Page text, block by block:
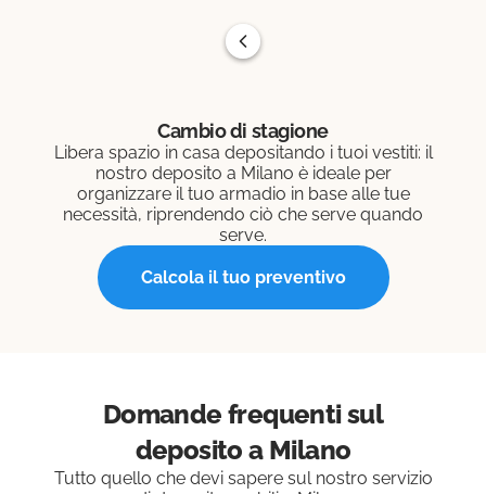
Cambio di stagione
Libera spazio in casa depositando i tuoi vestiti: il
nostro deposito a Milano è ideale per
organizzare il tuo armadio in base alle tue
necessità, riprendendo ciò che serve quando
serve.
Calcola il tuo preventivo
Domande frequenti sul
deposito a Milano
Tutto quello che devi sapere sul nostro servizio